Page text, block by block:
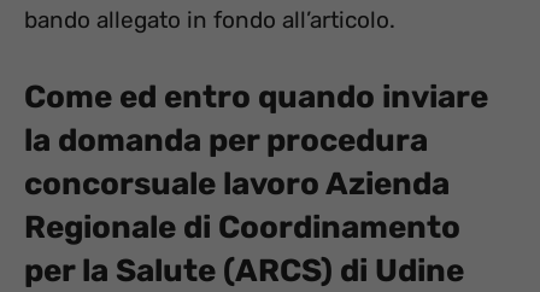
bando allegato in fondo all’articolo.
Come ed entro quando inviare
la domanda per procedura
concorsuale lavoroAzienda
Regionale di Coordinamento
per la Salute (ARCS) di Udine